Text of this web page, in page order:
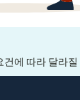
건에 따라 달라